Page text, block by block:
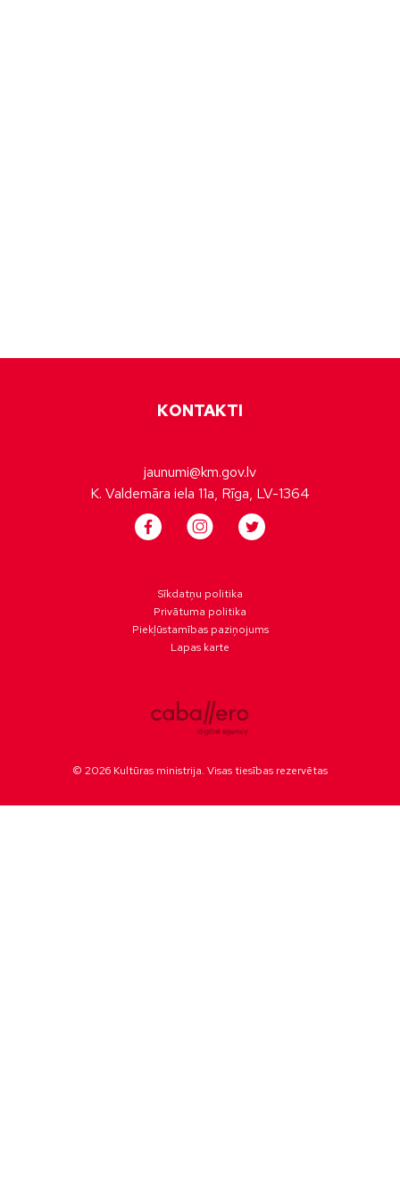
KONTAKTI
jaunumi@km.gov.lv
K. Valdemāra iela 11a, Rīga, LV-1364
Sīkdatņu politika
Privātuma politika
Piekļūstamības paziņojums
Lapas karte
© 2026 Kultūras ministrija. Visas tiesības rezervētas